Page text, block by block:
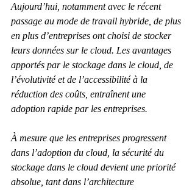
Aujourd’hui, notamment avec le récent
passage au mode de travail hybride, de plus
en plus d’entreprises ont choisi de stocker
leurs données sur le cloud. Les avantages
apportés par le stockage dans le cloud, de
l’évolutivité et de l’accessibilité à la
réduction des coûts, entraînent une
adoption rapide par les entreprises.
À mesure que les entreprises progressent
dans l’adoption du cloud, la sécurité du
stockage dans le cloud devient une priorité
absolue, tant dans l’architecture